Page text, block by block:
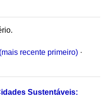
recente primeiro) ·
Sustentáveis: